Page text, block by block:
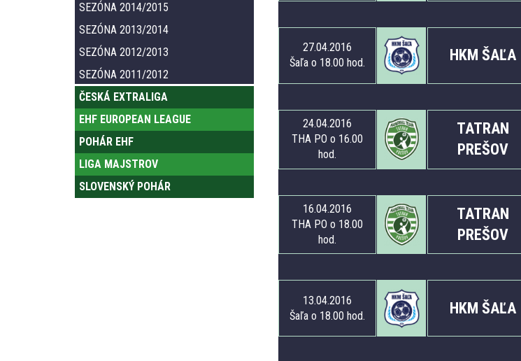
27.04.2016
Šaľa o 18.00 hod.
HKM ŠAĽA
24.04.2016
THA PO o 16.00
hod.
TATRAN
PREŠOV
16.04.2016
THA PO o 18.00
hod.
TATRAN
PREŠOV
13.04.2016
Šaľa o 18.00 hod.
HKM ŠAĽA
SEZÓNA 2014/2015
SEZÓNA 2013/2014
SEZÓNA 2012/2013
SEZÓNA 2011/2012
ČESKÁ EXTRALIGA
EHF EUROPEAN LEAGUE
POHÁR EHF
LIGA MAJSTROV
SLOVENSKÝ POHÁR